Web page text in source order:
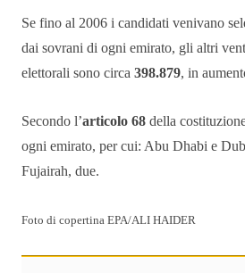
Se fino al 2006 i candidati venivano
dai sovrani di ogni emirato, gli altri
elettorali sono circa 398.879, in
Secondo l’articolo 68 della
ogni emirato, per cui: Abu Dhabi e
Fujairah, due.
Foto di copertina EPA/ALI HAIDER